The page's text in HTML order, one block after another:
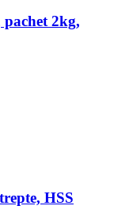
2kg,
HSS